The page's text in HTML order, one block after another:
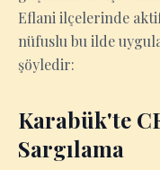
Eflani ilçelerinde
nüfuslu bu ilde
şöyledir:
Karabük'te
Sargılama